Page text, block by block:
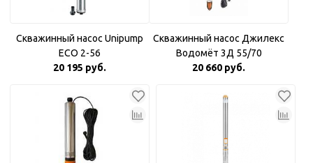
Скважинный насос Unipump
ECO 2-56
20 195 руб.
Скважинный насос Джилекс
Водомёт 3Д 55/70
20 660 руб.